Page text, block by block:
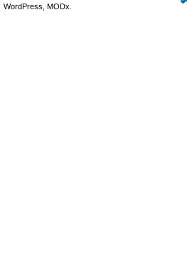
WordPress, MODx.